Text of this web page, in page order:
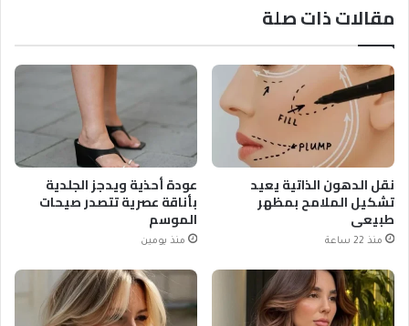
مقالات ذات صلة
نقل الدهون الذاتية يعيد
تشكيل الملامح بمظهر
طبيعي
منذ 22 ساعة
عودة أحذية ويدجز الجلدية
بأناقة عصرية تتصدر صيحات
الموسم
منذ يومين